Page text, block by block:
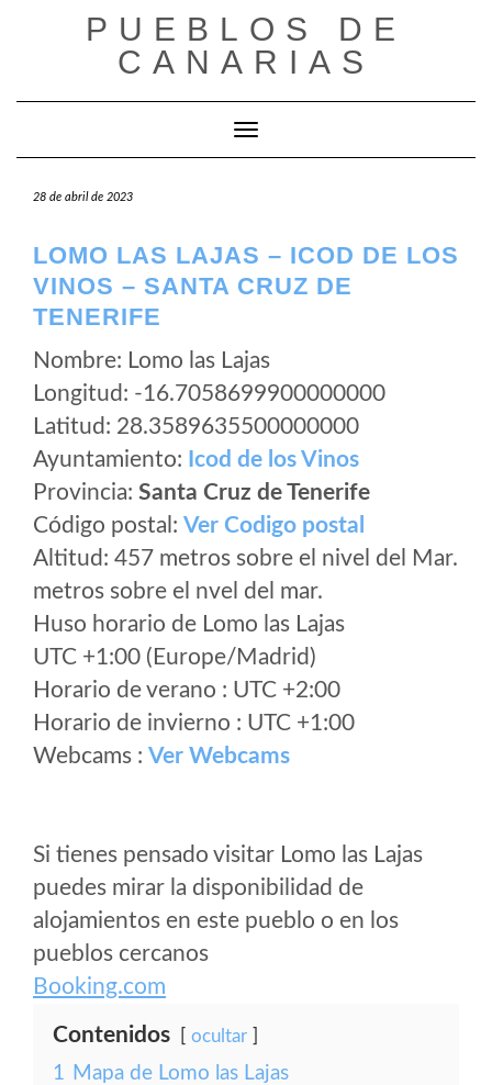
PUEBLOS DE
CANARIAS
Cambiar modo de navegación
28 de abril de 2023
LOMO LAS LAJAS – ICOD DE LOS
VINOS – SANTA CRUZ DE
TENERIFE
Nombre: Lomo las Lajas
Longitud: -16.7058699900000000
Latitud: 28.3589635500000000
Ayuntamiento: Icod de los Vinos
Provincia: Santa Cruz de Tenerife
Código postal: Ver Codigo postal
Altitud: 457 metros sobre el nivel del Mar.
metros sobre el nvel del mar.
Huso horario de Lomo las Lajas
UTC +1:00 (Europe/Madrid)
Horario de verano : UTC +2:00
Horario de invierno : UTC +1:00
Webcams : Ver Webcams
Si tienes pensado visitar Lomo las Lajas
puedes mirar la disponibilidad de
alojamientos en este pueblo o en los
pueblos cercanos
Booking.com
Contenidos ocultar
1 Mapa de Lomo las Lajas